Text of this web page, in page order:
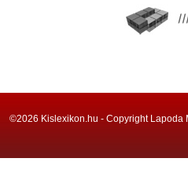
©2026 Kislexikon.hu - Copyright Lapoda